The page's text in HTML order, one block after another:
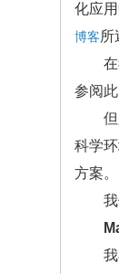
化应
博客所
在我
参阅此
但是
科学
方案。
我们
我在